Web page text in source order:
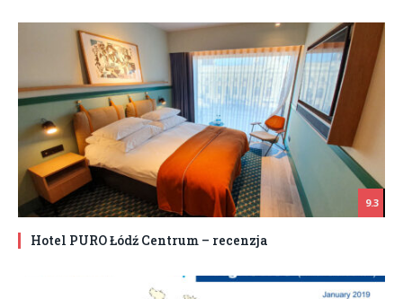
9.3
Hotel PURO Łódź Centrum – recenzja